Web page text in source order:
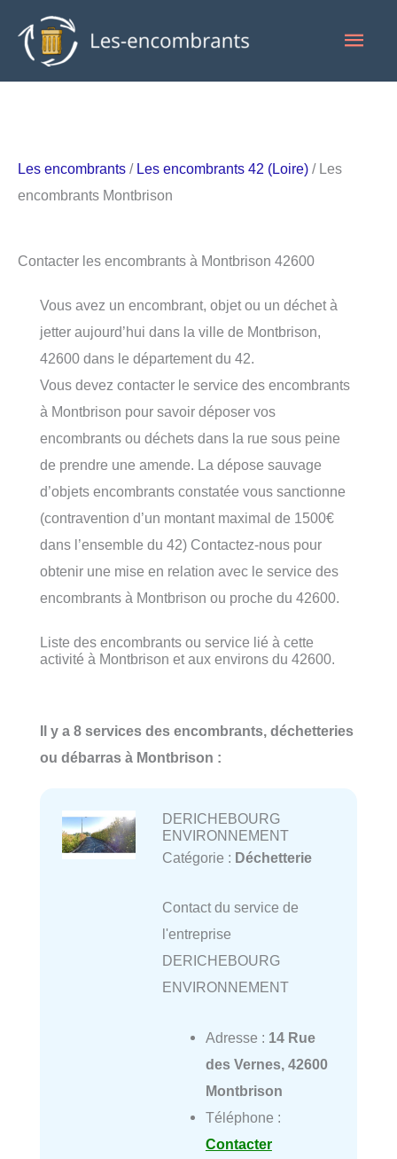
contenu
Les encombrants / Les encombrants 42 (Loire) / Les
encombrants Montbrison
Contacter les encombrants à Montbrison 42600
Vous avez un encombrant, objet ou un déchet à
jetter aujourd’hui dans la ville de Montbrison,
42600 dans le département du 42.
Vous devez contacter le service des encombrants
à Montbrison pour savoir déposer vos
encombrants ou déchets dans la rue sous peine
de prendre une amende. La dépose sauvage
d’objets encombrants constatée vous sanctionne
(contravention d’un montant maximal de 1500€
dans l’ensemble du 42) Contactez-nous pour
obtenir une mise en relation avec le service des
encombrants à Montbrison ou proche du 42600.
Liste des encombrants ou service lié à cette
activité à Montbrison et aux environs du 42600.
Il y a 8 services des encombrants, déchetteries
ou débarras à Montbrison :
DERICHEBOURG
ENVIRONNEMENT
Catégorie : Déchetterie
Contact du service de
l'entreprise
DERICHEBOURG
ENVIRONNEMENT
Adresse : 14 Rue
des Vernes, 42600
Montbrison
Téléphone :
Contacter